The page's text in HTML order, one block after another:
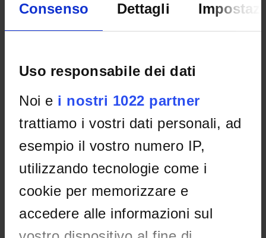
Consenso Dettagli
Uso responsabile dei dati
Noi e i nostri 1022 partner
trattiamo i vostri dati personali, ad
esempio il vostro numero IP,
utilizzando tecnologie come i
cookie per memorizzare e
accedere alle informazioni sul